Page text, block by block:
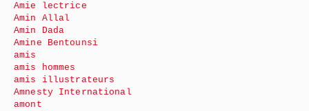
Amie lectrice
Amin Allal
Amin Dada
Amine Bentounsi
amis
amis hommes
amis illustrateurs
Amnesty International
amont